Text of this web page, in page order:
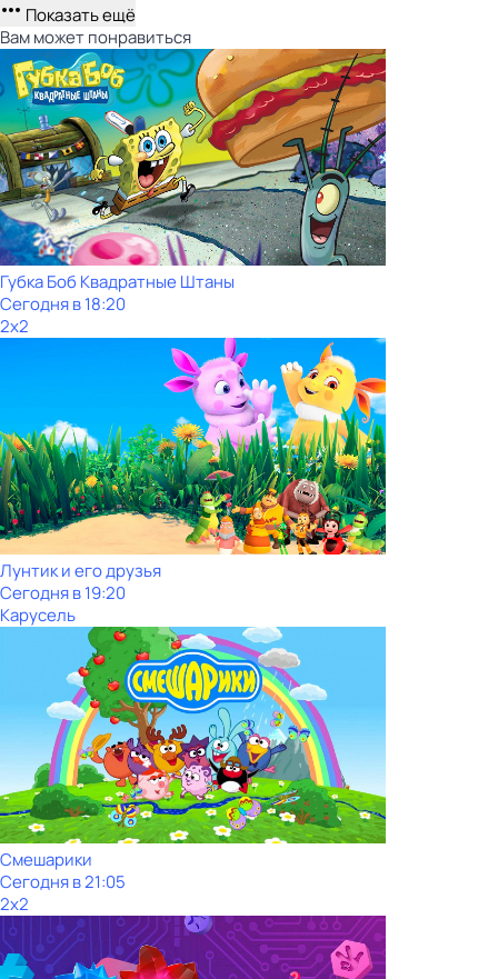
Показать ещё
Вам может понравиться
Губка Боб Квадратные Штаны
Сегодня в 18:20
2x2
Лунтик и его друзья
Сегодня в 19:20
Карусель
Смешарики
Сегодня в 21:05
2x2